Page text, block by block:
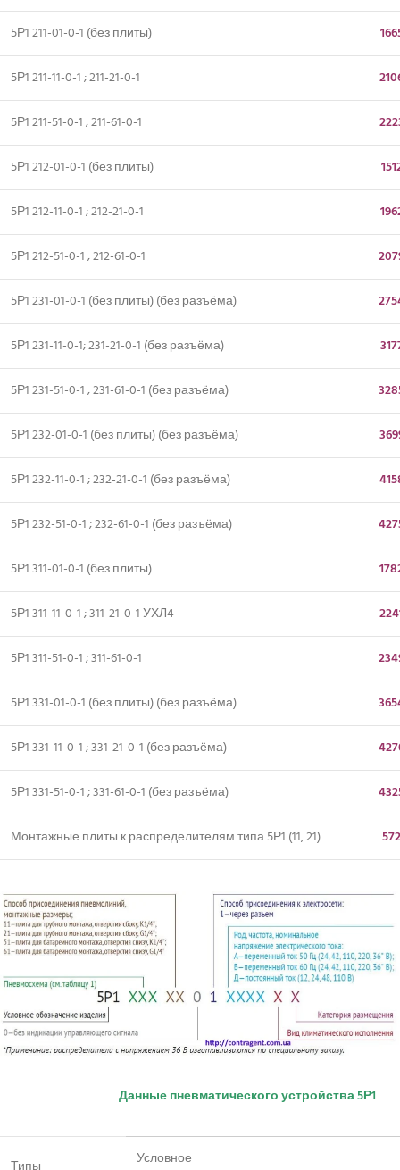
5Р1 211-01-0-1 (без плиты)
5Р1 211-11-0-1 ; 211-21-0-1
5Р1 211-51-0-1 ; 211-61-0-1
5Р1 212-01-0-1 (без плиты)
5Р1 212-11-0-1 ; 212-21-0-1
5Р1 212-51-0-1 ; 212-61-0-1
5Р1 231-01-0-1 (без плиты) (без разъёма)
5Р1 231-11-0-1; 231-21-0-1 (без разъёма)
5Р1 231-51-0-1 ; 231-61-0-1 (без разъёма)
5Р1 232-01-0-1 (без плиты) (без разъёма)
5Р1 232-11-0-1 ; 232-21-0-1 (без разъёма)
5Р1 232-51-0-1 ; 232-61-0-1 (без разъёма)
5Р1 311-01-0-1 (без плиты)
5Р1 311-11-0-1 ; 311-21-0-1 УХЛ4
5Р1 311-51-0-1 ; 311-61-0-1
5Р1 331-01-0-1 (без плиты) (без разъёма)
5Р1 331-11-0-1 ; 331-21-0-1 (без разъёма)
5Р1 331-51-0-1 ; 331-61-0-1 (без разъёма)
Монтажные плиты к распределителям типа 5Р1 (11, 21)
Данные пневматического устройства 5Р1
Условное